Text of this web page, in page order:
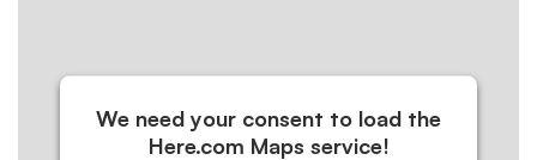
We need your consent to load the
Here.com Maps service!